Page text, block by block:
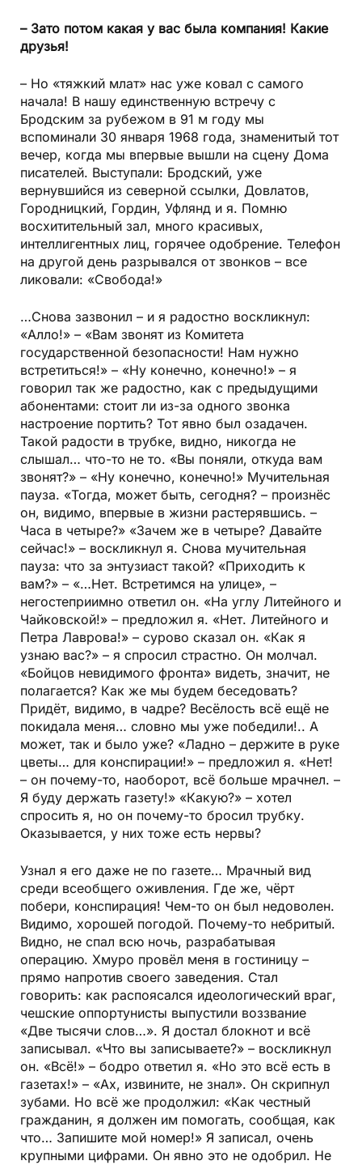
– Зато потом какая у вас была компания! Какие
друзья!
– Но «тяжкий млат» нас уже ковал с самого
начала! В нашу единственную встречу с
Бродским за рубежом в 91 м году мы
вспоминали 30 января 1968 года, знаменитый тот
вечер, когда мы впервые вышли на сцену Дома
писателей. Выступали: Бродский, уже
вернувшийся из северной ссылки, Довлатов,
Городницкий, Гордин, Уфлянд и я. Помню
восхитительный зал, много красивых,
интеллигентных лиц, горячее одобрение. Телефон
на другой день разрывался от звонков – все
ликовали: «Свобода!»
…Снова зазвонил – и я радостно воскликнул:
«Алло!» – «Вам звонят из Комитета
государственной безопасности! Нам нужно
встретиться!» – «Ну конечно, конечно!» – я
говорил так же радостно, как с предыдущими
абонентами: стоит ли из-за одного звонка
настроение портить? Тот явно был озадачен.
Такой радости в трубке, видно, никогда не
слышал… что-то не то. «Вы поняли, откуда вам
звонят?» – «Ну конечно, конечно!» Мучительная
пауза. «Тогда, может быть, сегодня? – произнёс
он, видимо, впервые в жизни растерявшись. –
Часа в четыре?» «Зачем же в четыре? Давайте
сейчас!» – воскликнул я. Снова мучительная
пауза: что за энтузиаст такой? «Приходить к
вам?» – «…Нет. Встретимся на улице», –
негостеприимно ответил он. «На углу Литейного и
Чайковской!» – предложил я. «Нет. Литейного и
Петра Лаврова!» – сурово сказал он. «Как я
узнаю вас?» – я спросил страстно. Он молчал.
«Бойцов невидимого фронта» видеть, значит, не
полагается? Как же мы будем беседовать?
Придёт, видимо, в чадре? Весёлость всё ещё не
покидала меня… словно мы уже победили!.. А
может, так и было уже? «Ладно – держите в руке
цветы… для конспирации!» – предложил я. «Нет!
– он почему-то, наоборот, всё больше мрачнел. –
Я буду держать газету!» «Какую?» – хотел
спросить я, но он почему-то бросил трубку.
Оказывается, у них тоже есть нервы?
Узнал я его даже не по газете… Мрачный вид
среди всеобщего оживления. Где же, чёрт
побери, конспирация! Чем-то он был недоволен.
Видимо, хорошей погодой. Почему-то небритый.
Видно, не спал всю ночь, разрабатывая
операцию. Хмуро провёл меня в гостиницу –
прямо напротив своего заведения. Стал
говорить: как распоясался идеологический враг,
чешские оппортунисты выпустили воззвание
«Две тысячи слов…». Я достал блокнот и всё
записывал. «Что вы записываете?» – воскликнул
он. «Всё!» – бодро ответил я. «Но это всё есть в
газетах!» – «Ах, извините, не знал». Он скрипнул
зубами. Но всё же продолжил: «Как честный
гражданин, я должен им помогать, сообщая, как
что… Запишите мой номер!» Я записал, очень
крупными цифрами. Он явно это не одобрил. Не